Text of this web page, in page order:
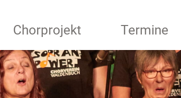
Chorprojekt Termine